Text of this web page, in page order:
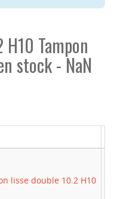
Tampon
stock - NaN
lisse double 10.2 H10